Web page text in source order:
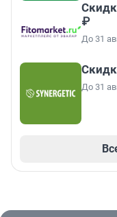
₽
До 31
До 31